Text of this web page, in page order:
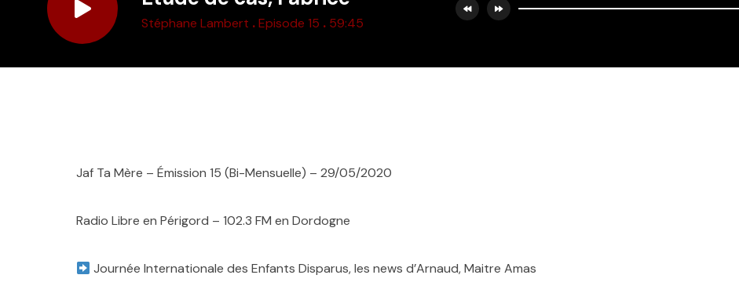
Stéphane Lambert .Episode 15 . 59:45
Jaf Ta Mère – Émission 15 (Bi-Mensuelle) – 29/05/2020
Radio Libre en Périgord – 102.3 FM en Dordogne
Journée Internationale des Enfants Disparus, les news d’Arnaud, Maitre Amas